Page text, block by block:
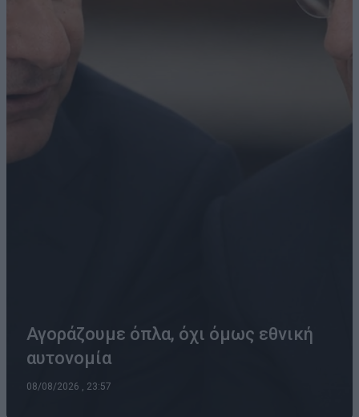
Αγοράζουμε όπλα, όχι όμως εθνική
αυτονομία
08/08/2026 , 23:57